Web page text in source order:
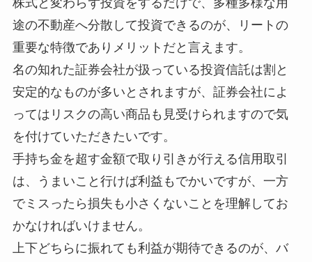
途の不動産へ分散して投資できるのが、リートの
重要な特徴でありメリットだと言えます。
名の知れた証券会社が扱っている投資信託は割と
安定的なものが多いとされますが、証券会社によ
ってはリスクの高い商品も見受けられますので気
を付けていただきたいです。
手持ち金を超す金額で取り引きが行える信用取引
は、うまいこと行けば利益もでかいですが、一方
でミスったら損失も小さくないことを理解してお
かなければいけません。
上下どちらに振れても利益が期待できるのが、バ